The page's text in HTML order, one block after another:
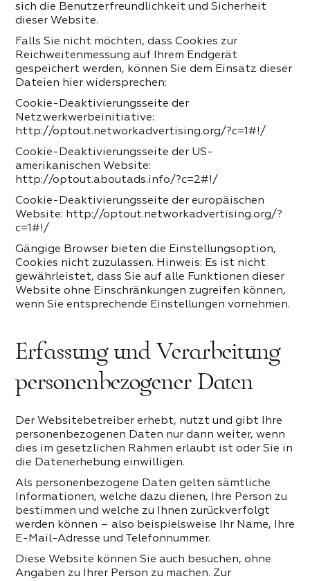
sich die Benutzerfreundlichkeit und Sicherheit
dieser Website.
Falls Sie nicht möchten, dass Cookies zur
Reichweitenmessung auf Ihrem Endgerät
gespeichert werden, können Sie dem Einsatz dieser
Dateien hier widersprechen:
Cookie-Deaktivierungsseite der
Netzwerkwerbeinitiative:
http://optout.networkadvertising.org/?c=1#!/
Cookie-Deaktivierungsseite der US-
amerikanischen Website:
http://optout.aboutads.info/?c=2#!/
Cookie-Deaktivierungsseite der europäischen
Website: http://optout.networkadvertising.org/?
c=1#!/
Gängige Browser bieten die Einstellungsoption,
Cookies nicht zuzulassen. Hinweis: Es ist nicht
gewährleistet, dass Sie auf alle Funktionen dieser
Website ohne Einschränkungen zugreifen können,
wenn Sie entsprechende Einstellungen vornehmen.
Erfassung und Verarbeitung
personenbezogener Daten
Der Websitebetreiber erhebt, nutzt und gibt Ihre
personenbezogenen Daten nur dann weiter, wenn
dies im gesetzlichen Rahmen erlaubt ist oder Sie in
die Datenerhebung einwilligen.
Als personenbezogene Daten gelten sämtliche
Informationen, welche dazu dienen, Ihre Person zu
bestimmen und welche zu Ihnen zurückverfolgt
werden können – also beispielsweise Ihr Name, Ihre
E-Mail-Adresse und Telefonnummer.
Diese Website können Sie auch besuchen, ohne
Angaben zu Ihrer Person zu machen. Zur